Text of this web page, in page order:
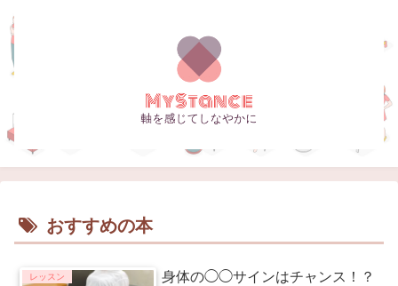
おすすめの本
レッスン 身体の◯◯サインはチャンス！？